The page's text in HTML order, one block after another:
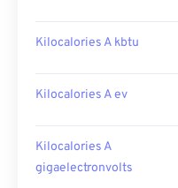
Kilocalories A kbtu
Kilocalories A ev
Kilocalories A
gigaelectronvolts